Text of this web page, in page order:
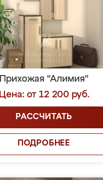
Прихожая "Алимия"
Цена: от 12 200 руб.
РАССЧИТАТЬ
ПОДРОБНЕЕ